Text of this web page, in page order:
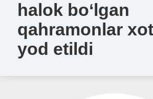
halok bo‘lgan
qahramonlar
yod etildi